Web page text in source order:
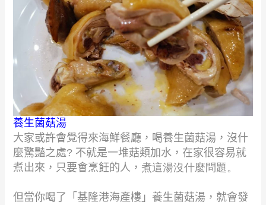
養生菌菇湯
大家或許會覺得來海鮮餐廳，喝養生菌菇湯，沒什
麼驚豔之處? 不就是一堆菇類加水，在家很容易就
煮出來，只要會烹飪的人， 煮這湯沒什麼問題。
但當你喝了「基隆港海產樓」養生菌菇湯，就會發